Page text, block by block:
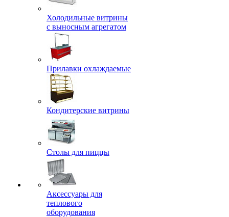
Холодильные витрины
с выносным агрегатом
Прилавки охлаждаемые
Кондитерские витрины
Столы для пиццы
Аксессуары для
теплового
оборудования